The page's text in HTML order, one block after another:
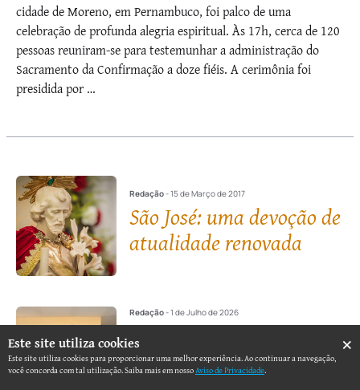
A Plenitude do Espírito Santo No dia 20 de junho de 2026, a
cidade de Moreno, em Pernambuco, foi palco de uma
celebração de profunda alegria espiritual. Às 17h, cerca de 120
pessoas reuniram-se para testemunhar a administração do
Sacramento da Confirmação a doze fiéis. A cerimônia foi
Redação - 15 de Março de 2017
São José: uma devoção de
atualidade renovada
Fé e Misericórdia na
Visita a Enfermos de
Este site utiliza cookies ×
Este site utiliza cookies para proporcionar uma melhor experiência. Ao continuar a navegação,
você concorda com tal utilização. Saiba mais em nossoAviso de Privacidade.